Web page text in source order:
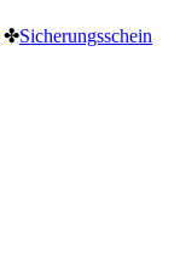
✤Sicherungsschein